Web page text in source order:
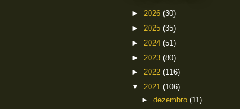
► 2026 (30)
► 2025 (35)
► 2024 (51)
► 2023 (80)
► 2022 (116)
▼ 2021 (106)
► dezembro (11)